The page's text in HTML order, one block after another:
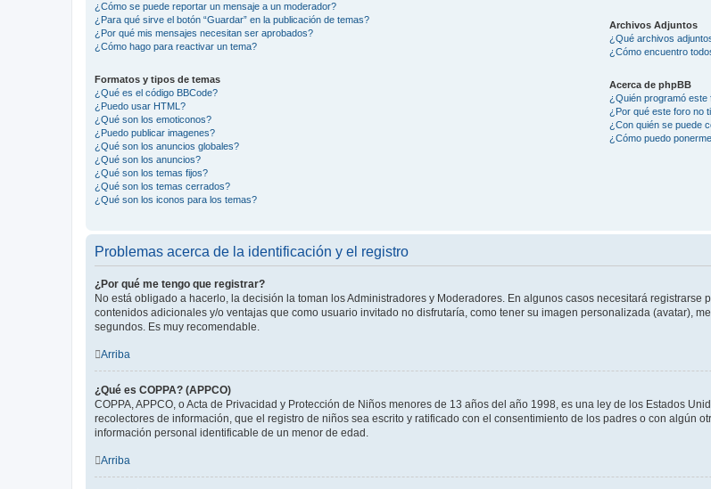
¿Cómo se puede reportar un mensaje a un moderador?
¿Para qué sirve el botón “Guardar” en la publicación de temas?
¿Por qué mis mensajes necesitan ser aprobados?
¿Cómo hago para reactivar un tema?
Formatos y tipos de temas
¿Qué es el código BBCode?
¿Puedo usar HTML?
¿Qué son los emoticonos?
¿Puedo publicar imagenes?
¿Qué son los anuncios globales?
¿Qué son los anuncios?
¿Qué son los temas fijos?
¿Qué son los temas cerrados?
¿Qué son los iconos para los temas?
Archivos Adjuntos
¿Qué archivos
¿Cómo encuentro
Acerca de phpBB
¿Quién programó este
¿Por qué este foro no
¿Con quién se puede
¿Cómo puedo
Problemas acerca de la identificación y el registro
¿Por qué me tengo que registrar?
No está obligado a hacerlo, la decisión la toman los Administradores y Moderadores. En algunos casos necesitará
contenidos adicionales y/o ventajas que como usuario invitado no disfrutaría, como tener su imagen personalizada (avatar),
segundos. Es muy recomendable.
Arriba
¿Qué es COPPA? (APPCO)
COPPA, APPCO, o Acta de Privacidad y Protección de Niños menores de 13 años del año 1998, es una ley de los Estados
recolectores de información, que el registro de niños sea escrito y ratificado con el consentimiento de los padres o con algún
información personal identificable de un menor de edad.
Arriba